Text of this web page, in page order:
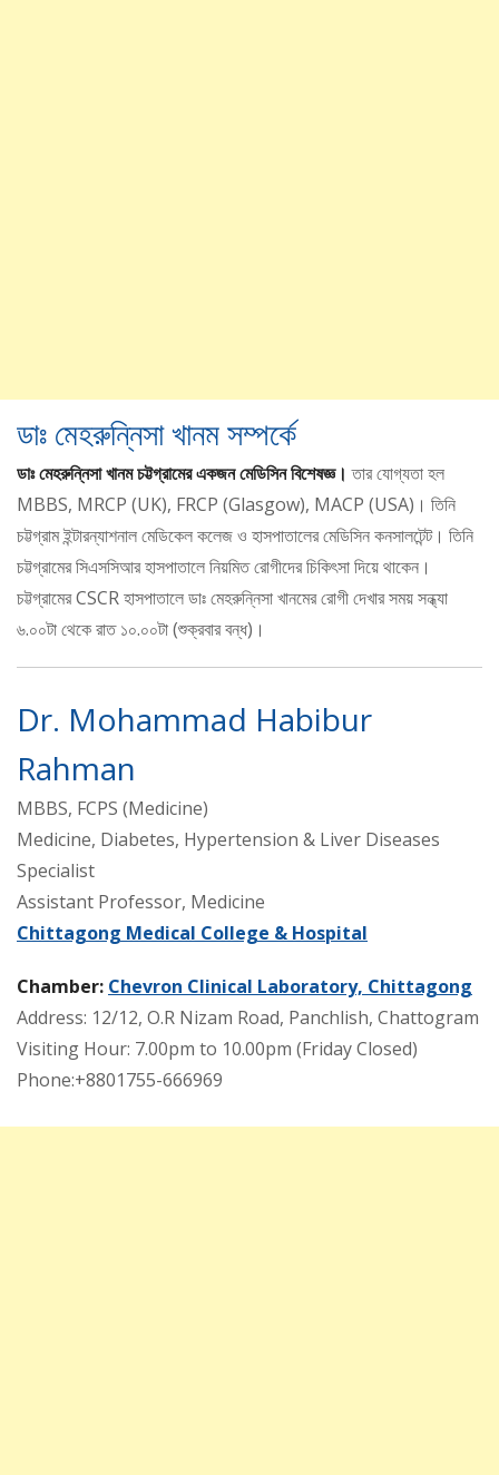
ডাঃ মেহরুন্নিসা খানম সম্পর্কে
ডাঃ মেহরুন্নিসা খানম চট্টগ্রামের একজন মেডিসিন বিশেষজ্ঞ। তার যোগ্যতা হল
MBBS, MRCP (UK), FRCP (Glasgow), MACP (USA)। তিনি
চট্টগ্রাম ইন্টারন্যাশনাল মেডিকেল কলেজ ও হাসপাতালের মেডিসিন কনসালটেন্ট। তিনি
চট্টগ্রামের সিএসসিআর হাসপাতালে নিয়মিত রোগীদের চিকিৎসা দিয়ে থাকেন।
চট্টগ্রামের CSCR হাসপাতালে ডাঃ মেহরুন্নিসা খানমের রোগী দেখার সময় সন্ধ্যা
৬.০০টা থেকে রাত ১০.০০টা (শুক্রবার বন্ধ)।
Dr. Mohammad Habibur
Rahman
MBBS, FCPS (Medicine)
Medicine, Diabetes, Hypertension & Liver Diseases
Specialist
Assistant Professor, Medicine
Chittagong Medical College & Hospital
Chamber: Chevron Clinical Laboratory, Chittagong
Address: 12/12, O.R Nizam Road, Panchlish, Chattogram
Visiting Hour: 7.00pm to 10.00pm (Friday Closed)
Phone:+8801755-666969